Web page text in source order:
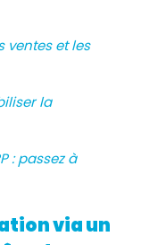
ventes et les
la
: passez à
via un